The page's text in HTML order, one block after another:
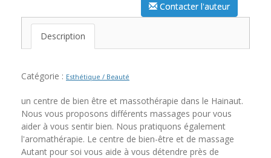
Contacter l'auteur
Description
Catégorie : Esthétique / Beauté
un centre de bien être et massothérapie dans le Hainaut.
Nous vous proposons différents massages pour vous
aider à vous sentir bien. Nous pratiquons également
l'aromathérapie. Le centre de bien-être et de massage
Autant pour soi vous aide à vous détendre près de